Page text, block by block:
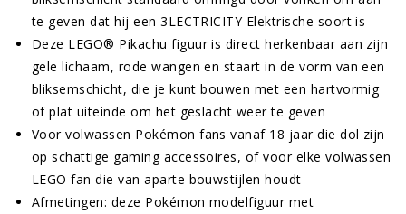
te geven dat hij een 3LECTRICITY Elektrische soort is
Deze LEGO® Pikachu figuur is direct herkenbaar aan zijn
gele lichaam, rode wangen en staart in de vorm van een
bliksemschicht, die je kunt bouwen met een hartvormig
of plat uiteinde om het geslacht weer te geven
Voor volwassen Pokémon fans vanaf 18 jaar die dol zijn
op schattige gaming accessoires, of voor elke volwassen
LEGO fan die van aparte bouwstijlen houdt
Afmetingen: deze Pokémon modelfiguur met